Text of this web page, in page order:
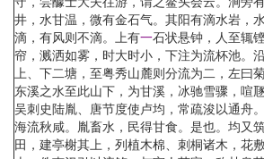
井，水甘温，微有金石气。其阳有滴水岩，
滴，有风则不滴。上有一石状悬钟，人至辄
帘，溅洒如雾，时大时小，下注为流杯池。
上、下二塘，至粤秀山麓则分流为二，左曰
东溪之水至此山下，为甘溪，冰驰雪骤，喧
吴刺史陆胤、唐节度使卢均，常疏浚以通舟
海流秋咸。胤畜水，民得甘食。是也。均又
田，建亭榭其上，列植木棉、刺桐诸木，花